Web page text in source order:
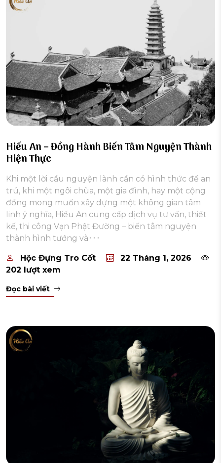
Hiếu An – Đồng Hành Biến Tâm Nguyện Thành
Hiện Thực
Khi một lời cầu nguyện lành cần có hình thức để an
trú, khi một ngôi chùa, một gia đình, hay một cộng
đồng mong muốn xây dựng một không gian tâm
linh ý nghĩa, Hiếu An cung cấp dịch vụ tư vấn, thiết
kế, thi công Vạn Phật Đường – biến tâm nguyện
thành hình tướng và･･･
Hộc Đựng Tro Cốt
22 Tháng 1, 2026
202 lượt xem
Đọc bài viết